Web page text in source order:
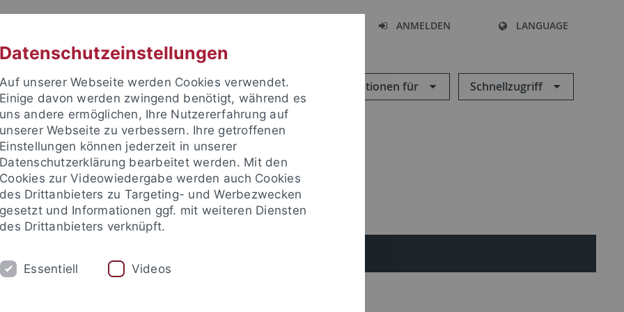
ANMELDEN LANGUAGE
Informationen für Schnellzugriff
Datenschutzeinstellungen
Auf unserer Webseite werden Cookies verwendet.
Einige davon werden zwingend benötigt, während es
uns andere ermöglichen, Ihre Nutzererfahrung auf
unserer Webseite zu verbessern. Ihre getroffenen
Einstellungen können jederzeit in unserer
Datenschutzerklärung bearbeitet werden. Mit den
Cookies zur Videowiedergabe werden auch Cookies
des Drittanbieters zu Targeting- und Werbezwecken
gesetzt und Informationen ggf. mit weiteren Diensten
des Drittanbieters verknüpft.
Essentiell Videos